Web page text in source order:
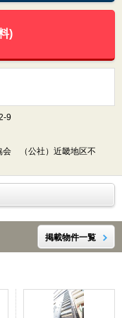
)
9
会 （公社）近畿地区不
掲載物件一覧